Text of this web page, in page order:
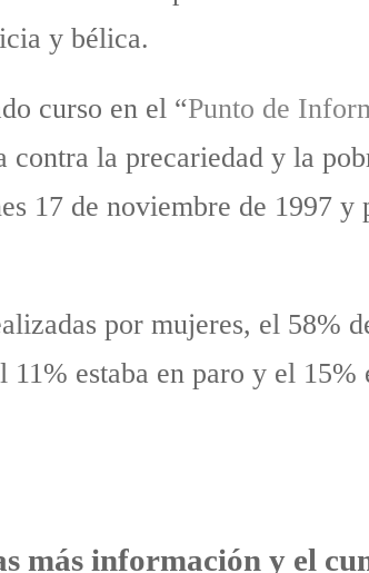
y bélica.
curso en el “Punto de
contra la precariedad y la
17 de noviembre de 1997 y
por mujeres, el 58%
estaba en paro y el 15%
más información y el